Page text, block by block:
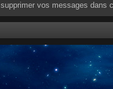
supprimer vos messages dans